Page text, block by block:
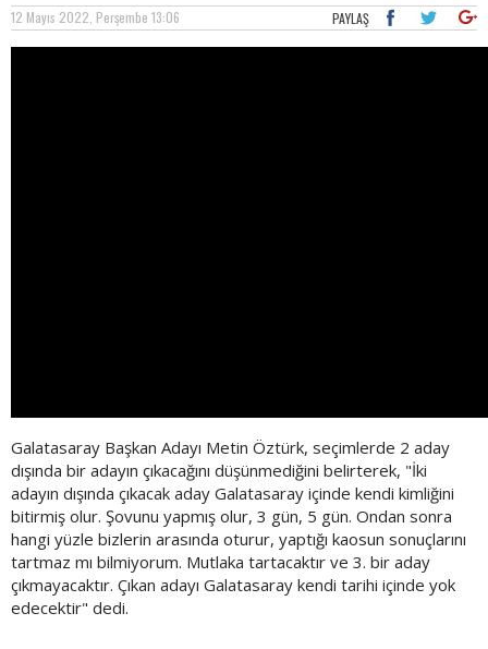
12 Mayıs 2022, Perşembe 13:06 PAYLAŞ
Galatasaray Başkan Adayı Metin Öztürk, seçimlerde 2 aday
dışında bir adayın çıkacağını düşünmediğini belirterek, "İki
adayın dışında çıkacak aday Galatasaray içinde kendi kimliğini
bitirmiş olur. Şovunu yapmış olur, 3 gün, 5 gün. Ondan sonra
hangi yüzle bizlerin arasında oturur, yaptığı kaosun sonuçlarını
tartmaz mı bilmiyorum. Mutlaka tartacaktır ve 3. bir aday
çıkmayacaktır. Çıkan adayı Galatasaray kendi tarihi içinde yok
edecektir" dedi.